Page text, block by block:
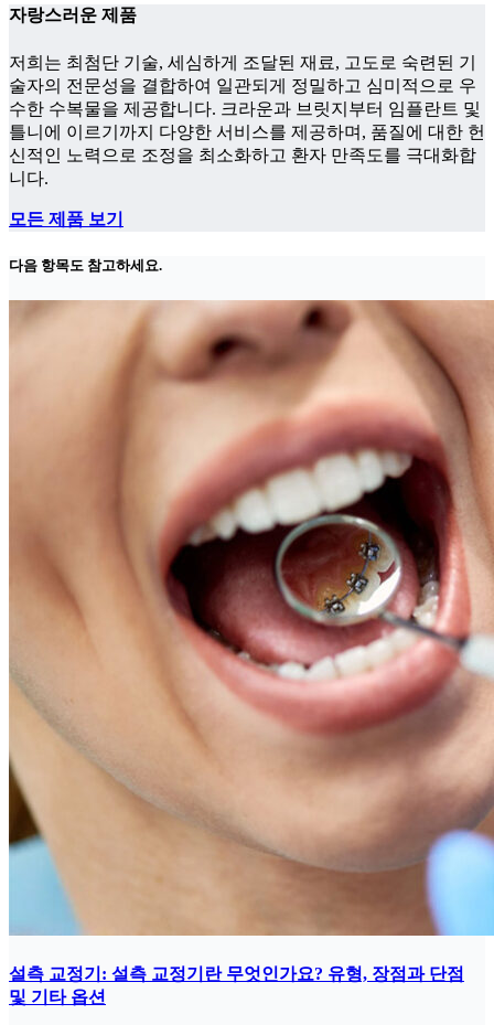
자랑스러운 제품
저희는 최첨단 기술, 세심하게 조달된 재료, 고도로 숙련된 기
술자의 전문성을 결합하여 일관되게 정밀하고 심미적으로 우
수한 수복물을 제공합니다. 크라운과 브릿지부터 임플란트 및
틀니에 이르기까지 다양한 서비스를 제공하며, 품질에 대한 헌
신적인 노력으로 조정을 최소화하고 환자 만족도를 극대화합
니다.
모든 제품 보기
다음 항목도 참고하세요.
설측 교정기: 설측 교정기란 무엇인가요? 유형, 장점과 단점
및 기타 옵션